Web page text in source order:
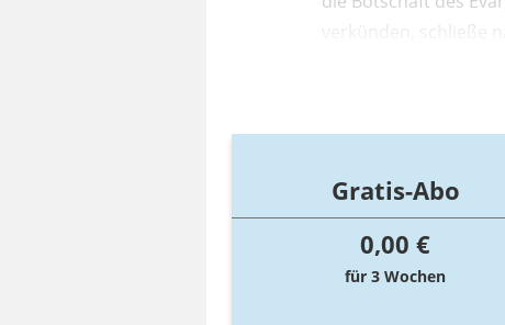
verkünden, schließe
Gratis-Abo
0,00 €
für 3 Wochen